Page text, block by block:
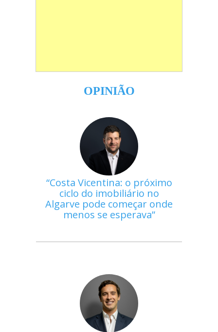
OPINIÃO
Costa Vicentina: o próximo
ciclo do imobiliário no
Algarve pode começar onde
menos se esperava